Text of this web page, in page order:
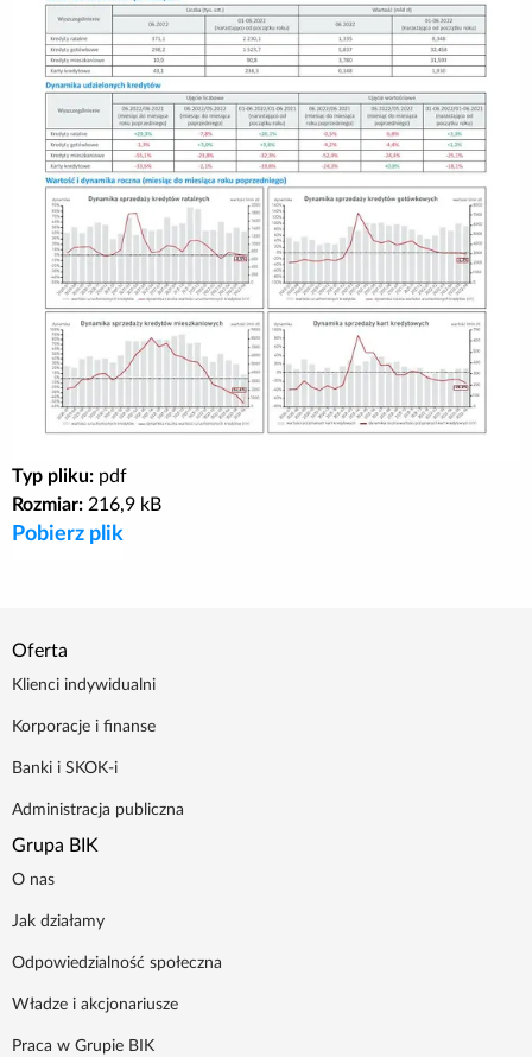
Poradnik BIK
Kontakt
Logowanie
Załóż konto
Typ pliku: pdf
Rozmiar: 216,9 kB
Pobierz plik
Oferta
Klienci indywidualni
Korporacje i finanse
Banki i SKOK-i
Administracja publiczna
Grupa BIK
O nas
Jak działamy
Odpowiedzialność społeczna
Władze i akcjonariusze
Praca w Grupie BIK